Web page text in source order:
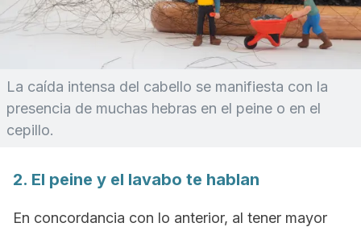
La caída intensa del cabello se manifiesta con la
presencia de muchas hebras en el peine o en el
cepillo.
2. El peine y el lavabo te hablan
En concordancia con lo anterior, al tener mayor